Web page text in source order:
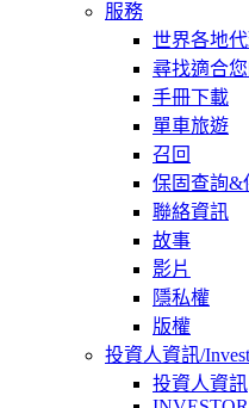
服務
世界各地
尋找適合
手冊下載
單車旅遊
召回
保固查詢&
聯絡資訊
故事
影片
隱私權
版權
投資人資訊/
投資人資訊